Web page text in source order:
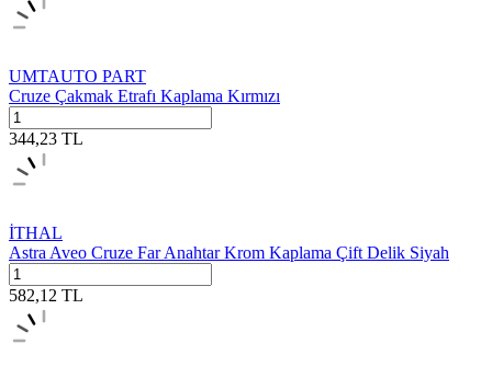
UMTAUTO PART
Cruze Çakmak Etrafı Kaplama Kırmızı
344,23 TL
İTHAL
Astra Aveo Cruze Far Anahtar Krom Kaplama Çift Delik Siyah
582,12 TL